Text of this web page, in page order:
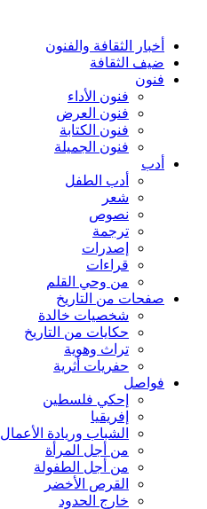
أخبار الثقافة والفنون
ضيف الثقافة
فنون
فنون الأداء
فنون العرض
فنون الكتابة
فنون الجميلة
أدب
أدب الطفل
شعر
نصوص
ترجمة
إصدرات
قراءات
من وحي القلم
صفحات من التاريخ
شخصيات خالدة
حكايات من التاريخ
تراث وهوية
حفريات أثرية
فواصل
إحكي فلسطين
إفريقيا
الشباب وريادة الأعمال
من أجل المرأة
من أجل الطفولة
القرص الأخضر
خارج الحدود